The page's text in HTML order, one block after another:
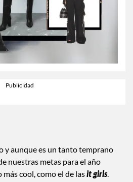
y aunque es un tanto temprano
nuestras metas para el año
cool, como el de lasit girls.